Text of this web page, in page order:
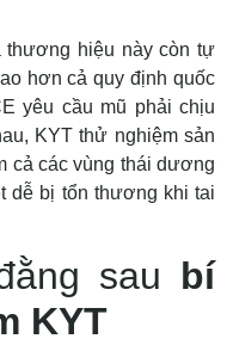
hiệu này còn tự
hơn cả quy định quốc
yêu cầu mũ phải chịu
KYT thử nghiệm sản
cả các vùng thái dương
dễ bị tổn thương khi tai
sau bí
KYT